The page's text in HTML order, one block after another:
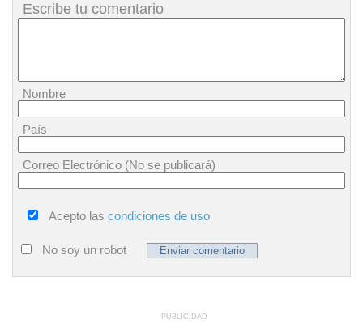
Escribe tu comentario
Nombre
País
Correo Electrónico (No se publicará)
Acepto las condiciones de uso
No soy un robot
PUBLICIDAD